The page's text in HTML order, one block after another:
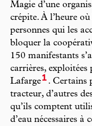
Magie d’une
crépite. À l’heure
personnes qui les
bloquer la
150 manifestants
carrières,
Lafarge1 . Certains
tracteur, d’autres
qu’ils comptent
d’eau nécessaires